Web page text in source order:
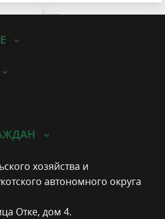
хозяйства и
автономного округа
Отке, дом 4.